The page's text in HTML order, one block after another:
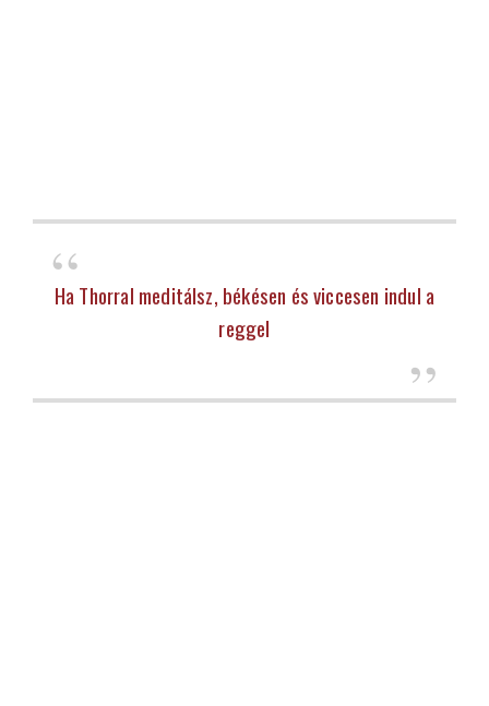
Ha Thorral meditálsz, békésen és viccesen indul a
reggel